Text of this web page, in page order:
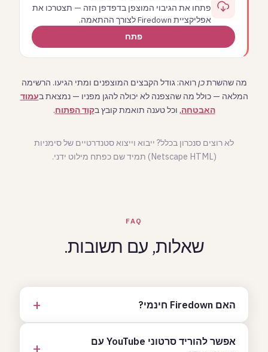
פתחו את הגיבוי המוצפן בדפדפן הזה — תצטרכו את
אפליקציית Firedown לצורך ההתאמה.
פתח
מה שהשרתכןרואה: גודל הקבצים המוצפנים ומתי הגיעו. הרשימה
המלאה — כולל מה שהצפנה לא יכולה להגן מפניו — נמצאת בעמוד
האבטחה, וכל טענה תואמת קובץ בקוד הפתוח.
לא רוצים סנכרון בכלל? ייבוא וייצוא סטנדרטיים של סימניות
(Netscape HTML) תמיד שם כפתח מילוט ידני.
FAQ
שאלות, עם תשובות.
האם Firedown חינמי?
אפשר להוריד סרטוני YouTube עם